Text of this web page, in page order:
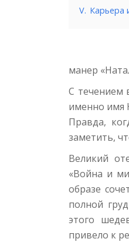
V. Карьера
манер
С течением
именно имя
Правда,
заметить,
Великий
«Война и
образе
полной
этого
привело к